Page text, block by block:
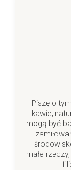
Piszę o
kawie,
mogą być
małe